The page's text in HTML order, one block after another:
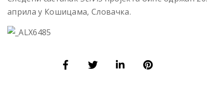
априла у Кошицама, Словачка.